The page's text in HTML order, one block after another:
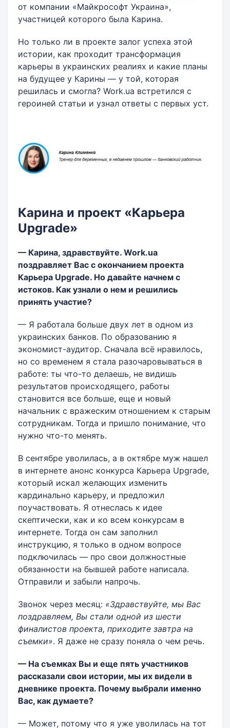
от компании «Майкрософт Украина»,
участницей которого была Карина.
Но только ли в проекте залог успеха этой
истории, как проходит трансформация
карьеры в украинских реалиях и какие планы
на будущее у Карины — у той, которая
решилась и смогла? Work.ua встретился с
героиней статьи и узнал ответы с первых уст.
Карина и проект «Карьера
Upgrade»
— Карина, здравствуйте. Work.ua
поздравляет Вас с окончанием проекта
Карьера Upgrade. Но давайте начнем с
истоков. Как узнали о нем и решились
принять участие?
— Я работала больше двух лет в одном из
украинских банков. По образованию я
экономист-аудитор. Сначала всё нравилось,
но со временем я стала разочаровываться в
работе: ты что-то делаешь, не видишь
результатов происходящего, работы
становится все больше, еще и новый
начальник с вражеским отношением к старым
сотрудникам. Тогда и пришло понимание, что
нужно что-то менять.
В сентябре уволилась, а в октябре муж нашел
в интернете анонс конкурса Карьера Upgrade,
который искал желающих изменить
кардинально карьеру, и предложил
поучаствовать. Я отнеслась к идее
скептически, как и ко всем конкурсам в
интернете. Тогда он сам заполнил
инструкцию, я только в одном вопросе
подключилась — про свои должностные
обязанности на бывшей работе написала.
Отправили и забыли напрочь.
Звонок через месяц: «Здравствуйте, мы Вас
поздравляем, Вы стали одной из шести
финалистов проекта, приходите завтра на
съемки». Я даже не сразу поняла о чем речь.
— На съемках Вы и еще пять участников
рассказали свои истории, мы их видели в
дневнике проекта. Почему выбрали именно
Вас, как думаете?
— Может, потому что я уже уволилась на тот